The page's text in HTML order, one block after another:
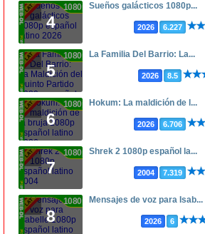
4
1080p Sueños galácticos 1080p...
2026 6.227
5
1080p La Familia Del Barrio: La...
2026 8.5
6
1080p Hokum: La maldición de l...
2026 6.706
7
1080p Shrek 2 1080p español la...
2004 7.319
8
1080p Mensajes de voz para Isab...
2026 6